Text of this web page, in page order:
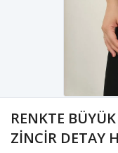
RENKTE
ZİNCİR DETAY